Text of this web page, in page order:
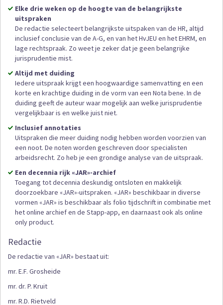
Elke drie weken op de hoogte van de belangrijkste
uitspraken
De redactie selecteert belangrijkste uitspaken van de HR, altijd
inclusief conclusie van de A-G, en van het HvJEU en het EHRM, en
lage rechtspraak. Zo weet je zeker dat je geen belangrijke
jurisprudentie mist.
Altijd met duiding
Iedere uitspraak krijgt een hoogwaardige samenvatting en een
korte en krachtige duiding in de vorm van een Nota bene. In de
duiding geeft de auteur waar mogelijk aan welke jurisprudentie
vergelijkbaar is en welke juist niet.
Inclusief annotaties
Uitspraken die meer duiding nodig hebben worden voorzien van
een noot. De noten worden geschreven door specialisten
arbeidsrecht. Zo heb je een grondige analyse van de uitspraak.
Een decennia rijk «JAR»-archief
Toegang tot decennia deskundig ontsloten en makkelijk
doorzoekbare «JAR»-uitspraken. «JAR» beschikbaar in diverse
vormen «JAR» is beschikbaar als folio tijdschrift in combinatie met
het online archief en de Stapp-app, en daarnaast ook als online
only product.
Redactie
De redactie van «JAR» bestaat uit:
mr. E.F. Grosheide
mr. dr. P. Kruit
mr. R.D. Rietveld